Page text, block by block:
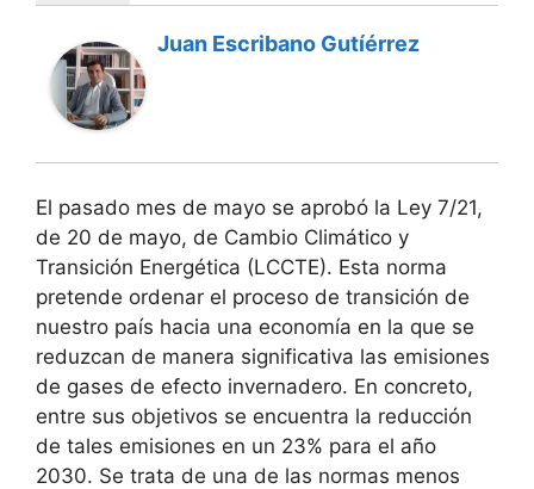
Juan Escribano Gutíérrez
El pasado mes de mayo se aprobó la Ley 7/21,
de 20 de mayo, de Cambio Climático y
Transición Energética (LCCTE). Esta norma
pretende ordenar el proceso de transición de
nuestro país hacia una economía en la que se
reduzcan de manera significativa las emisiones
de gases de efecto invernadero. En concreto,
entre sus objetivos se encuentra la reducción
de tales emisiones en un 23% para el año
2030. Se trata de una de las normas menos